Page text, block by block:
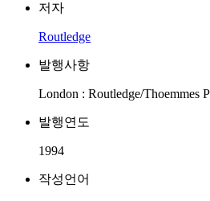
저자
Routledge
발행사항
London : Routledge/Thoemmes
발행연도
1994
작성언어